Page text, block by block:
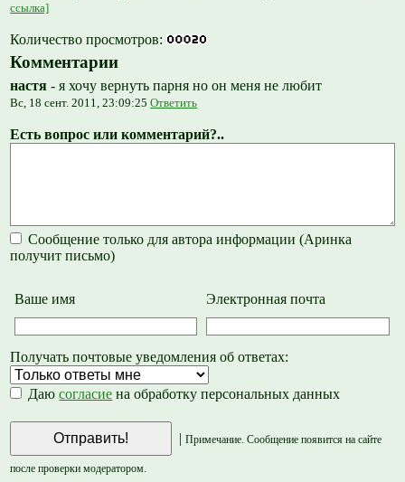
ссылка]
Количество просмотров:
Комментарии
настя-я хочу вернуть парня но он меня не любит
Вс, 18 сент. 2011, 23:09:25Ответить
Есть вопрос или комментарий?..
Сообщение только для автора информации (Аринка
получит письмо)
Ваше имя Электронная почта
Получать почтовые уведомления об ответах:
Даюсогласие на обработку персональных данных
Примечание. Сообщение появится на сайте
после проверки модератором.